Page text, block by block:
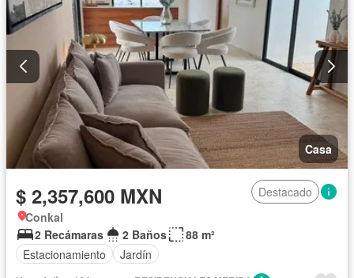
Casa
$ 2,357,600 MXN
Destacado
Conkal
2 Recámaras
2 Baños
88 m²
Estacionamiento
Jardín